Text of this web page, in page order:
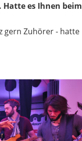
Hatte es Ihnen beim
gern Zuhörer - hatte